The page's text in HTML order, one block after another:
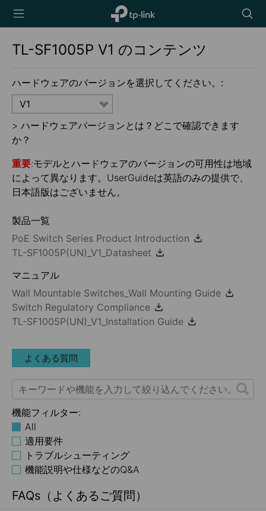
TP-Link,
Reliably
icon
TL-SF1005P V1 のコンテンツ
ハードウェアのバージョンを選択してください。:
V1
> ハードウェアバージョンとは？どこで確認できます
か？
重要:モデルとハードウェアのバージョンの可用性は地域
によって異なります。UserGuideは英語のみの提供で、
日本語版はございません。
製品一覧
PoE Switch Series Product Introduction
TL-SF1005P(UN)_V1_Datasheet
マニュアル
Wall Mountable Switches_Wall Mounting Guide
Switch Regulatory Compliance
TL-SF1005P(UN)_V1_Installation Guide
よくある質問
機能フィルター:
All
適用要件
トラブルシューティング
機能説明や仕様などのQ&A
FAQs（よくあるご質問）